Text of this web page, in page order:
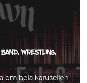
WRESTLING,
om hela karusellen